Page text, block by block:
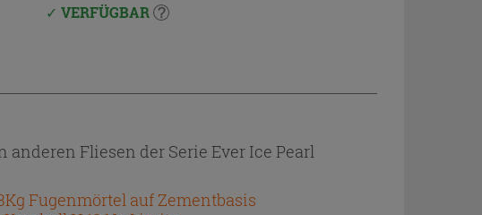
VERFÜGBAR
Fliesen der Serie Ever Ice Pearl
Fugenmörtel auf Zementbasis